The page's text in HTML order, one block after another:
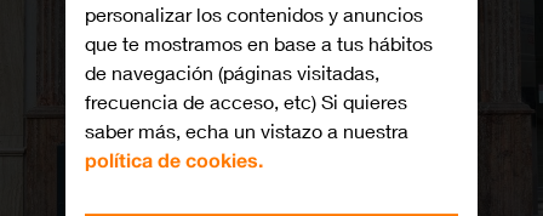
personalizar los contenidos y anuncios
que te mostramos en base a tus hábitos
de navegación (páginas visitadas,
frecuencia de acceso, etc) Si quieres
saber más, echa un vistazo a nuestra
política de cookies.